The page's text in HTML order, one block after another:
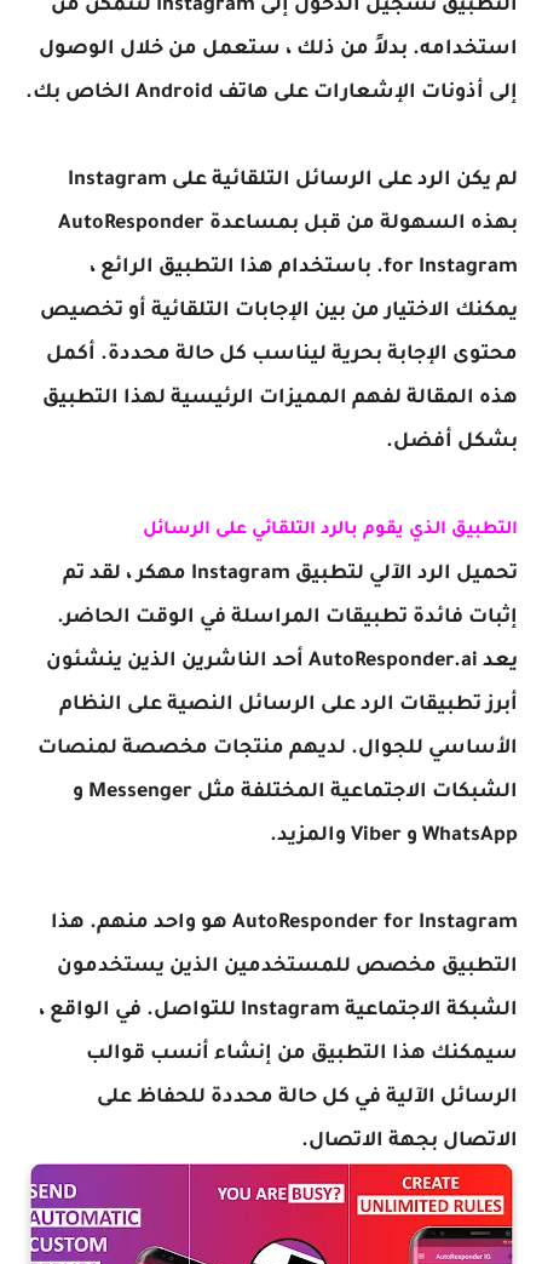
التطبيق تسجيل الدخول إلى Instagram لتتمكن من
استخدامه. بدلاً من ذلك ، ستعمل من خلال الوصول
إلى أذونات الإشعارات على هاتف Android الخاص بك.
لم يكن الرد على الرسائل التلقائية على Instagram
بهذه السهولة من قبل بمساعدة AutoResponder
for Instagram. باستخدام هذا التطبيق الرائع ،
يمكنك الاختيار من بين الإجابات التلقائية أو تخصيص
محتوى الإجابة بحرية ليناسب كل حالة محددة. أكمل
هذه المقالة لفهم المميزات الرئيسية لهذا التطبيق
بشكل أفضل.
التطبيق الذي يقوم بالرد التلقائي على الرسائل
تحميل الرد الآلي لتطبيق Instagram مهكر ، لقد تم
إثبات فائدة تطبيقات المراسلة في الوقت الحاضر.
يعد AutoResponder.ai أحد الناشرين الذين ينشئون
أبرز تطبيقات الرد على الرسائل النصية على النظام
الأساسي للجوال. لديهم منتجات مخصصة لمنصات
الشبكات الاجتماعية المختلفة مثل Messenger و
WhatsApp و Viber والمزيد.
AutoResponder for Instagram هو واحد منهم. هذا
التطبيق مخصص للمستخدمين الذين يستخدمون
الشبكة الاجتماعية Instagram للتواصل. في الواقع ،
سيمكنك هذا التطبيق من إنشاء أنسب قوالب
الرسائل الآلية في كل حالة محددة للحفاظ على
الاتصال بجهة الاتصال.